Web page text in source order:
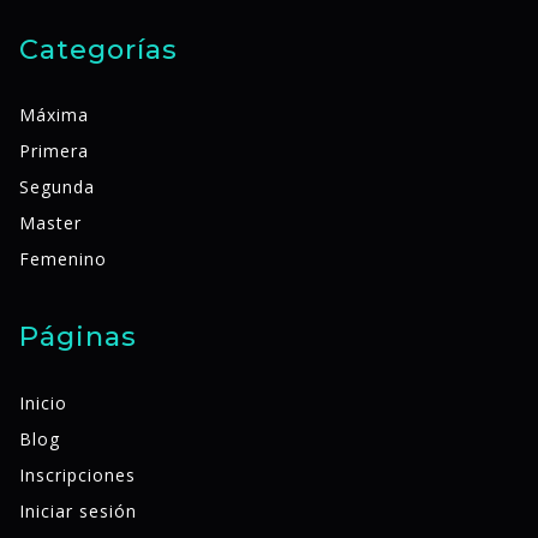
Categorías
Máxima
Primera
Segunda
Master
Femenino
Páginas
Inicio
Blog
Inscripciones
Iniciar sesión